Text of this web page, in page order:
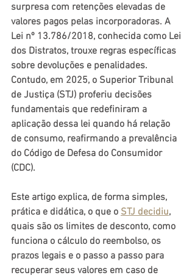
surpresa com retenções elevadas de
valores pagos pelas incorporadoras. A
Lei nº 13.786/2018, conhecida como Lei
dos Distratos, trouxe regras específicas
sobre devoluções e penalidades.
Contudo, em 2025, o Superior Tribunal
de Justiça (STJ) proferiu decisões
fundamentais que redefiniram a
aplicação dessa lei quando há relação
de consumo, reafirmando a prevalência
do Código de Defesa do Consumidor
(CDC).
Este artigo explica, de forma simples,
prática e didática, o que o STJ decidiu,
quais são os limites de desconto, como
funciona o cálculo do reembolso, os
prazos legais e o passo a passo para
recuperar seus valores em caso de